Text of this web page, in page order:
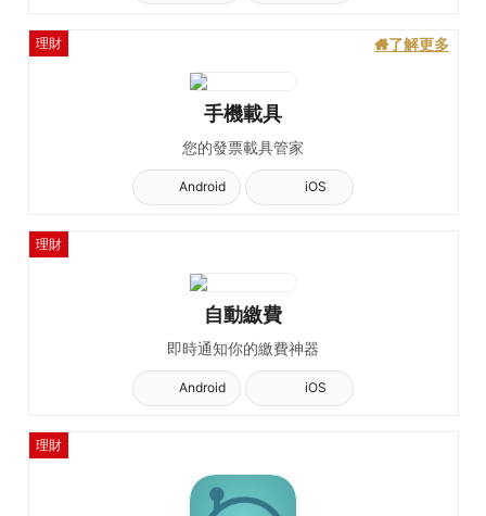
理財 了解更多
手機載具
您的發票載具管家
Android iOS
理財
自動繳費
即時通知你的繳費神器
Android iOS
理財